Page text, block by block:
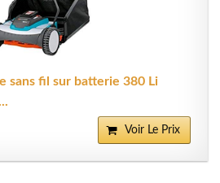
sans fil sur batterie 380 Li
Voir Le Prix